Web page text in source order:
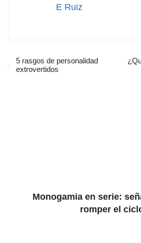
E Ruiz
5 rasgos de personalidad
extrovertidos
Monogamia en serie:
romper el